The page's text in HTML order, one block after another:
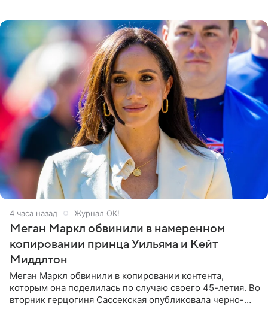
4 часа назад Журнал OK!
Меган Маркл обвинили в намеренном
копировании принца Уильяма и Кейт
Миддлтон
Меган Маркл обвинили в копировании контента,
которым она поделилась по случаю своего 45-летия. Во
вторник герцогиня Сассекская опубликовала черно-